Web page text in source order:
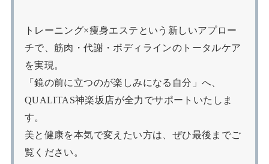
トレーニング×痩身エステという新しいアプロー
チで、筋肉・代謝・ボディラインのトータルケア
を実現。
「鏡の前に立つのが楽しみになる自分」へ、
QUALITAS神楽坂店が全力でサポートいたしま
す。
美と健康を本気で変えたい方は、ぜひ最後までご
覧ください。